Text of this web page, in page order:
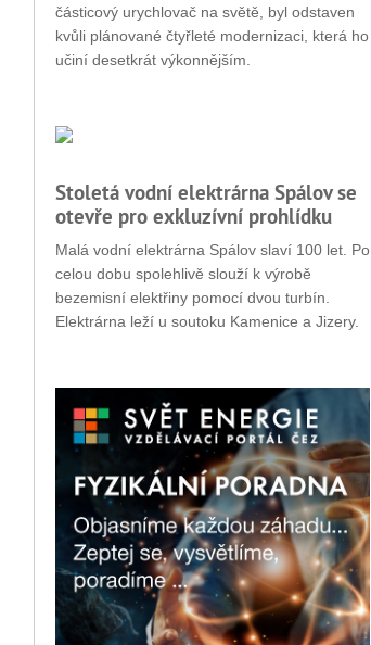
částicový urychlovač na světě, byl odstaven
kvůli plánované čtyřleté modernizaci, která ho
učiní desetkrát výkonnějším.
Stoletá vodní elektrárna Spálov se
otevře pro exkluzívní prohlídku
Malá vodní elektrárna Spálov slaví 100 let. Po
celou dobu spolehlivě slouží k výrobě
bezemisní elektřiny pomocí dvou turbín.
Elektrárna leží u soutoku Kamenice a Jizery.